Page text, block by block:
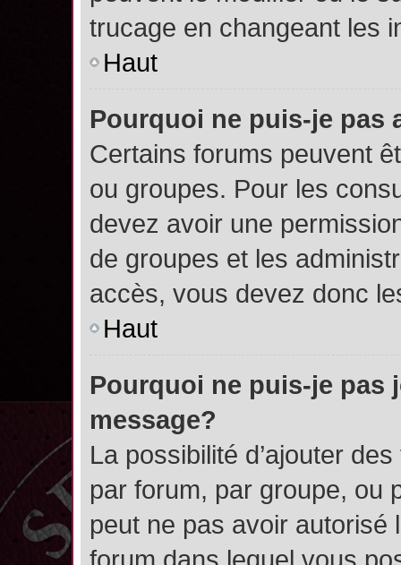
trucage en changeant les
Haut
Pourquoi ne puis-je pas
Certains forums peuvent
ou groupes. Pour les
devez avoir une
de groupes et les
accès, vous devez donc
Haut
Pourquoi ne puis-je pas
message?
La possibilité d’ajouter
par forum, par groupe, ou
peut ne pas avoir autorisé